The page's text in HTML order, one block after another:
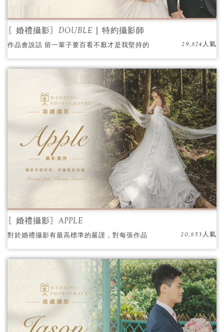
〖婚禮攝影〗DOUBLE ∣ 特約攝影師
作品會說話 留一輩子要百看不厭才是我堅持的
藝術是平易近人 每個珍貴的一瞬間 紀錄親情、
愛情、友情是最幸福的模樣 身歷其境的感動，
彷彿回到婚禮當天 跟著我的攝影鏡頭完成你們
最完美的婚禮
29,874人氣
〖婚禮攝影〗APPLE
對於婚禮攝影有最高標準的嚴謹，對每張作品
20,853人氣